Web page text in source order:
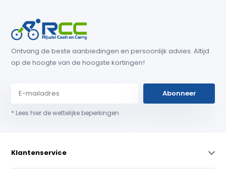
Ontvang de beste aanbiedingen en persoonlijk advies. Altijd
op de hoogte van de hoogste kortingen!
Abonneer
* Lees hier de wettelijke beperkingen
Klantenservice